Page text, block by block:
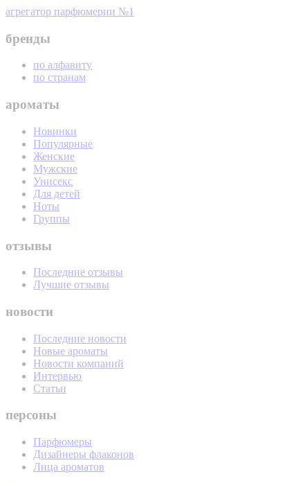
агрегатор парфюмерии №1
бренды
по алфавиту
по странам
ароматы
Новинки
Популярные
Женские
Мужские
Унисекс
Для детей
Ноты
Группы
отзывы
Последние отзывы
Лучшие отзывы
новости
Последние новости
Новые ароматы
Новости компаний
Интервью
Статьи
персоны
Парфюмеры
Дизайнеры флаконов
Лица ароматов